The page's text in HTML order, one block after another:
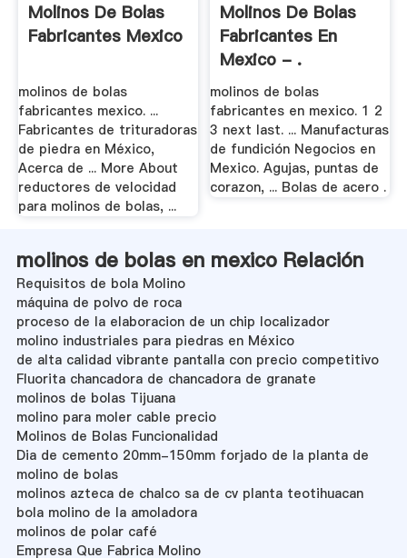
Molinos De Bolas
Fabricantes Mexico
molinos de bolas
fabricantes mexico. ...
Fabricantes de trituradoras
de piedra en México,
Acerca de ... More About
reductores de velocidad
para molinos de bolas, ...
Molinos De Bolas
Fabricantes En
Mexico - .
molinos de bolas
fabricantes en mexico. 1 2
3 next last. ... Manufacturas
de fundición Negocios en
Mexico. Agujas, puntas de
corazon, ... Bolas de acero .
molinos de bolas en mexico Relación
Requisitos de bola Molino
máquina de polvo de roca
proceso de la elaboracion de un chip localizador
molino industriales para piedras en México
de alta calidad vibrante pantalla con precio competitivo
Fluorita chancadora de chancadora de granate
molinos de bolas Tijuana
molino para moler cable precio
Molinos de Bolas Funcionalidad
Dia de cemento 20mm-150mm forjado de la planta de
molino de bolas
molinos azteca de chalco sa de cv planta teotihuacan
bola molino de la amoladora
molinos de polar café
Empresa Que Fabrica Molino